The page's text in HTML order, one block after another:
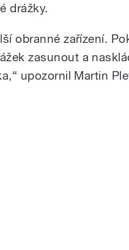
drážky.
obranné zařízení.
zasunout a
upozornil Martin